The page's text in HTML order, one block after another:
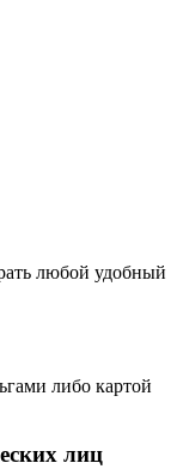
любой удобный
либо картой
лиц